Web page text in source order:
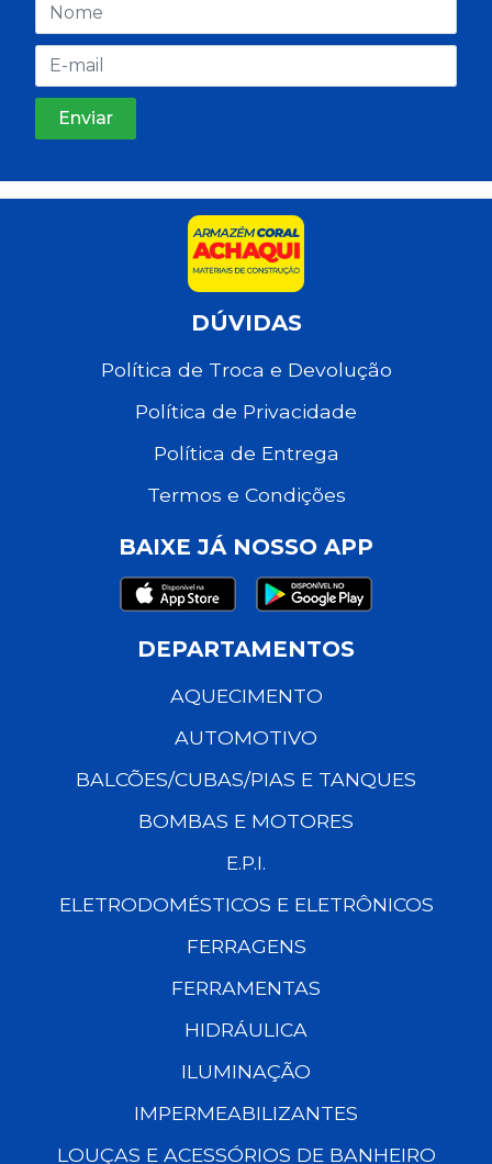
DÚVIDAS
Política de Troca e Devolução
Política de Privacidade
Política de Entrega
Termos e Condições
BAIXE JÁ NOSSO APP
DEPARTAMENTOS
AQUECIMENTO
AUTOMOTIVO
BALCÕES/CUBAS/PIAS E TANQUES
BOMBAS E MOTORES
E.P.I.
ELETRODOMÉSTICOS E ELETRÔNICOS
FERRAGENS
FERRAMENTAS
HIDRÁULICA
ILUMINAÇÃO
IMPERMEABILIZANTES
LOUÇAS E ACESSÓRIOS DE BANHEIRO